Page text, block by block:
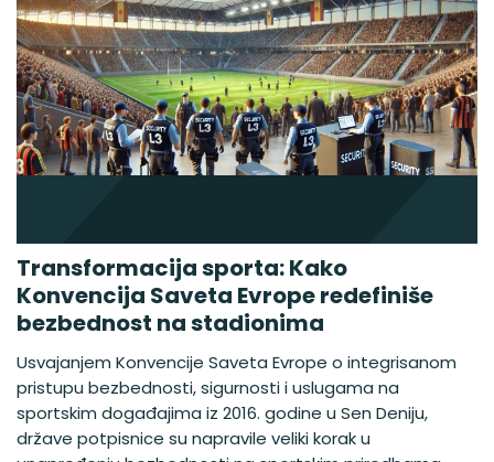
Transformacija sporta: Kako
Konvencija Saveta Evrope redefiniše
bezbednost na stadionima
Usvajanjem Konvencije Saveta Evrope o integrisanom
pristupu bezbednosti, sigurnosti i uslugama na
sportskim događajima iz 2016. godine u Sen Deniju,
države potpisnice su napravile veliki korak u